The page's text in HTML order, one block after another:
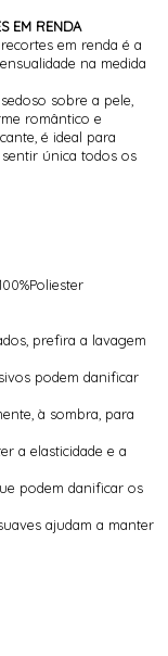
EM RENDA
em renda é a
na medida
sobre a pele,
romântico e
é ideal para
única todos os
prefira a lavagem
podem danificar
à sombra, para
a elasticidade e a
podem danificar os
ajudam a manter